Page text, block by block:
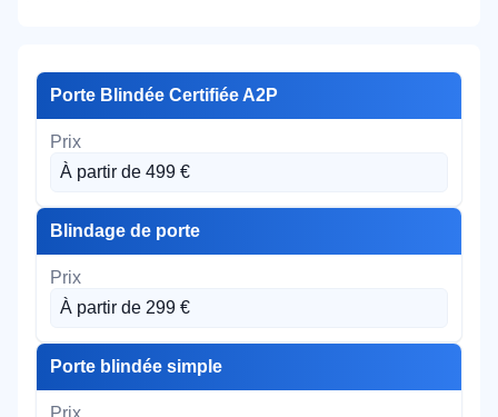
Porte Blindée Certifiée A2P
À partir de 499 €
Blindage de porte
À partir de 299 €
Porte blindée simple